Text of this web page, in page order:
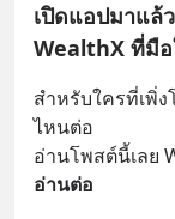
เปิดแอปมาแล้
WealthX ที่มื
สำหรับใครที่เพิ่
ไหนต่อ
อ่านโพสต์นี้เลย
อ่านต่อ